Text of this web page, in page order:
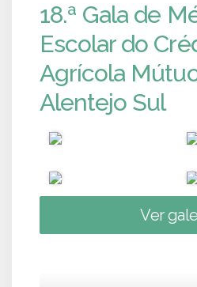
18.ª Gala de
Escolar do
Agrícola
Alentejo Sul
Ver